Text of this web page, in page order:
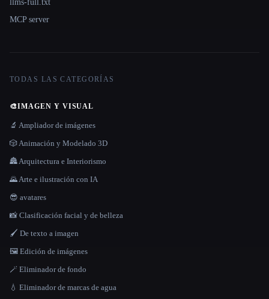
llms-full.txt
MCP server
TODAS LAS CATEGORÍAS
🎨IMAGEN Y VISUAL
🔬 Ampliador de imágenes
🎲 Animación y Modelado 3D
🏯 Arquitectura e Interiorismo
🌄 Arte e ilustración con IA
😎 avatares
📸 Clasificación facial y de belleza
🖌️ De texto a imagen
🖼️ Edición de imágenes
🪄 Eliminador de fondo
💧 Eliminador de marcas de agua